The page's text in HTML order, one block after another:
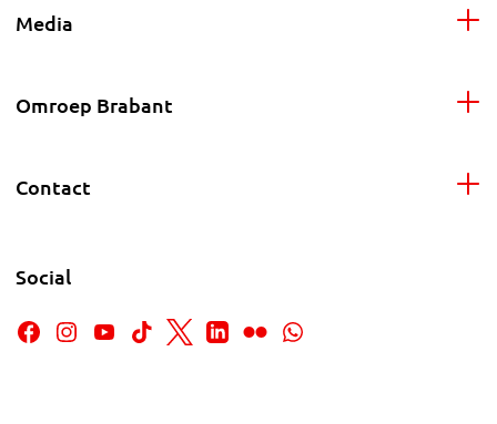
Media
Omroep Brabant
Contact
Social